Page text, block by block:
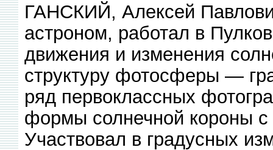
ГАНСКИЙ, Алексей
астроном, работал в
движения и изменения
структуру фотосферы —
ряд первоклассных
формы солнечной короны
Участвовал в градусных